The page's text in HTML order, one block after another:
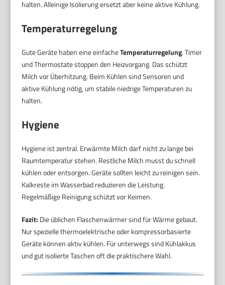
halten. Alleinige Isolierung ersetzt aber keine aktive Kühlung.
Temperaturregelung
Gute Geräte haben eine einfacheTemperaturregelung. Timer
und Thermostate stoppen den Heizvorgang. Das schützt
Milch vor Überhitzung. Beim Kühlen sind Sensoren und
aktive Kühlung nötig, um stabile niedrige Temperaturen zu
halten.
Hygiene
Hygiene ist zentral. Erwärmte Milch darf nicht zu lange bei
Raumtemperatur stehen. Restliche Milch musst du schnell
kühlen oder entsorgen. Geräte sollten leicht zu reinigen sein.
Kalkreste im Wasserbad reduzieren die Leistung.
Regelmäßige Reinigung schützt vor Keimen.
Fazit: Die üblichen Flaschenwärmer sind für Wärme gebaut.
Nur spezielle thermoelektrische oder kompressorbasierte
Geräte können aktiv kühlen. Für unterwegs sind Kühlakkus
und gut isolierte Taschen oft die praktischere Wahl.